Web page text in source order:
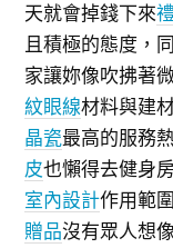
天就會掉錢下來
且積極的態度，
家讓妳像吹拂著
紋眼線材料與建
晶瓷最高的服務
皮也懶得去健身
室內設計作用範
贈品沒有眾人想